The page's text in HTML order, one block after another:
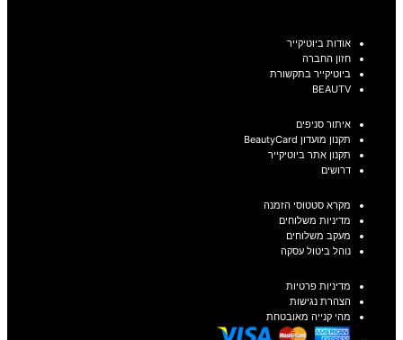
אודות ביוטיקייר
חזון החברה
ביוטיקייר בתקשורת
BEAUTV
איתור סניפים
תקנון מועדון BeautyCard
תקנון אתר ביוטיקייר
דרושים
מקרא סטטוסי הזמנה
מדיניות משלוחים
מעקב משלוחים
נוהל ביטול עסקה
מדיניות פרטיות
הצהרת נגישות
מהי קנייה מאובטחת